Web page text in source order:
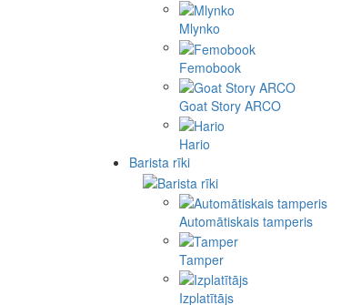
Mlynko
Femobook
Goat Story ARCO
Hario
Barista rīki
Automātiskais tamperis
Tamper
Izplatītājs